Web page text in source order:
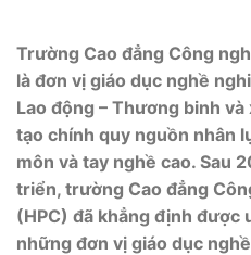
Trường Cao đẳng Công
là đơn vị giáo dục nghề
Lao động – Thương binh
tạo chính quy nguồn nhân
môn và tay nghề cao. Sau
triển, trường Cao đẳng
(HPC) đã khẳng định được
những đơn vị giáo dục